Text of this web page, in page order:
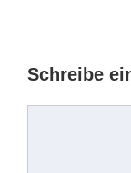
Schreibe